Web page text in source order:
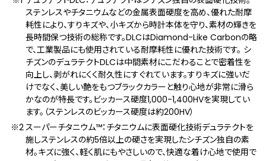
ステンレスやチタニウムなどの金属表面硬度を高め、優れた耐摩
耗性により、すりキズや、小キズから時計本体を守り、素材の輝きを
長時間保つ技術の総称です。DLCはDiamond-Like Carbonの略
で、工業製品にも使用されている耐摩耗性に優れた技術です。 シ
チズンのデュラテクトDLCは中間素材にこだわることで密着性を
向上し、剥がれにくく耐久性にすぐれています。すりキズに強いだ
けでなく、美しい艶をもつブラックカラーと触り心地が非常に滑ら
かなのが特長です。ビッカース硬度1,000-1,400HVを実現してい
ます。（ステンレスのビッカース硬度は約200HV）
スーパーチタニウム™：チタニウムに表面硬化技術デュラテクトを
施しステンレスの約5倍以上の硬さを実現したシチズン独自の素
材。キズに強く、軽く肌にもやさしいので、快適な着け心地で使用で